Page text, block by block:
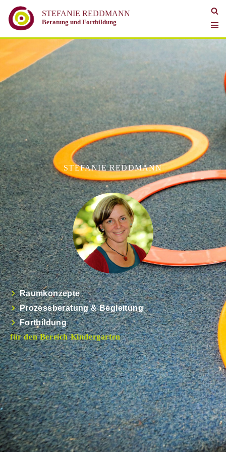
Zum
Inhalt
springen
STEFANIE REDDMANN
Beratung und Fortbildung
STEFANIE REDDMANN
Raumkonzepte
Prozessberatung & Begleitung
Fortbildung
für den Bereich Kindergarten